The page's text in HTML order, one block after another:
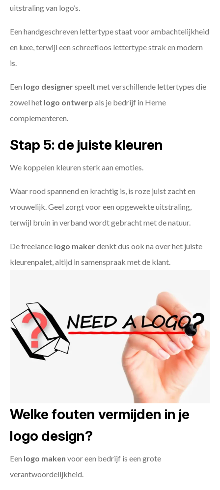
uitstraling van logo’s.
Een handgeschreven lettertype staat voor ambachtelijkheid
en luxe, terwijl een schreefloos lettertype strak en modern
is.
Een logo designerspeelt met verschillende lettertypes die
zowel het logo ontwerp als je bedrijf in Herne
complementeren.
Stap 5: de juiste kleuren
We koppelen kleuren sterk aan emoties.
Waar rood spannend en krachtig is, is roze juist zacht en
vrouwelijk. Geel zorgt voor een opgewekte uitstraling,
terwijl bruin in verband wordt gebracht met de natuur.
De freelance logo makerdenkt dus ook na over het juiste
kleurenpalet, altijd in samenspraak met de klant.
Welke fouten vermijden in je
logo design?
Een logo maken voor een bedrijf is een grote
verantwoordelijkheid.